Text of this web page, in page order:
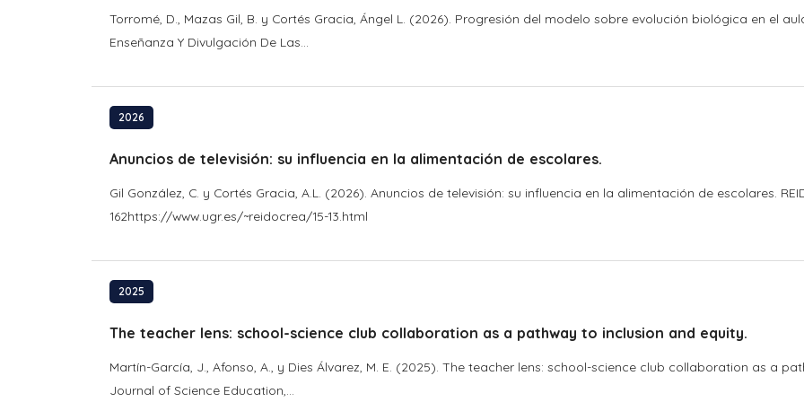
Torromé, D., Mazas Gil, B. y Cortés Gracia, Ángel L. (2026). Progresión del modelo sobre evolución biológica en el
Enseñanza Y Divulgación De Las...
2026
Anuncios de televisión: su influencia en la alimentación de escolares.
Gil González, C. y Cortés Gracia, A.L. (2026). Anuncios de televisión: su influencia en la alimentación de escolares.
162https://www.ugr.es/~reidocrea/15-13.html
2025
The teacher lens: school-science club collaboration as a pathway to inclusion and equity.
Martín-García, J., Afonso, A., y Dies Álvarez, M. E. (2025). The teacher lens: school-science club collaboration as a
Journal of Science Education,...